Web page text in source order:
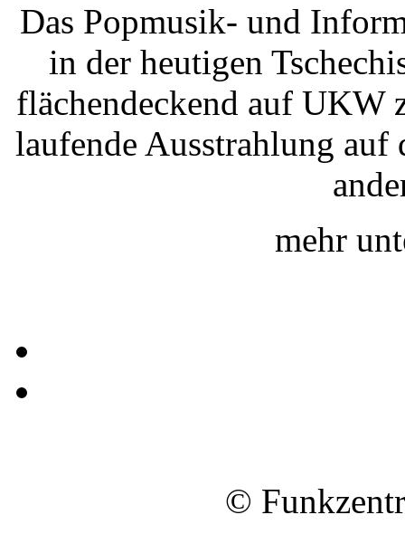
Das Popmusik- und
in der heutigen
flächendeckend auf UKW
laufende Ausstrahlung
mehr
©